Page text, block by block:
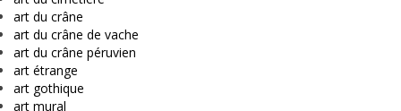
art du crâne
art du crâne de vache
art du crâne péruvien
art étrange
art gothique
art mural